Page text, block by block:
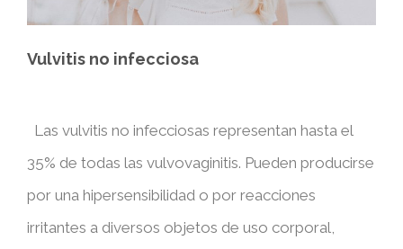
Vulvitis no infecciosa
Las vulvitis no infecciosas representan hasta el
35% de todas las vulvovaginitis. Pueden producirse
por una hipersensibilidad o por reacciones
irritantes a diversos objetos de uso corporal,